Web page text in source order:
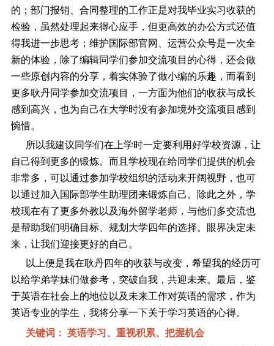
的；部门报销、合同整理的工作正是对我毕业实习收获的
检验，虽然处理起来得心应手，但更高效的办公方式还值
得我进一步思考；维护国际部官网、运营公众号是一次全
新的体验，除了编辑同学们参加交流项目的心得，还会做
一些原创内容的分享，着实体验了做小编的乐趣，而看到
更多耿丹同学参加交流项目，一方面为他们的收获与成长
感到高兴，也为自己在大学时没有参加境外交流项目感到
惋惜。
所以我建议同学们在上学时一定要利用好学校资源，让
自己得到更多的锻炼。而且学校现在给同学们提供的机会
非常多，可以通过参加学校组织的活动来开阔视野，也可
以通过加入国际部学生助理团来锻炼自己。除此之外，学
校现在有了更多外教以及海外留学老师，与他们多交流也
是帮助我们明确目标、规划大学四年的选择。眼界决定未
来，让我们迎接更好的自己。
以上便是我在耿丹四年的收获与改变，希望我的经历可
以给学弟学妹们做参考，突破自我，共迎未来。最后，鉴
于英语在社会上的地位以及未来工作对英语的需求，作为
英语专业的学生，我将分享一下关于学习英语的心得。
关键词： 英语学习、重视积累、把握机会